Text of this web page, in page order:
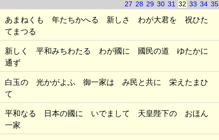
27 28 29 30 31 32 33 34 35
あまねくも 年たちかへる 新しさ わが大君を 祝ひた
てまつる
新しく 平和みちわたる わが國に 國民の道 ゆたかに
通ず
白玉の 光かがよふ 御一家は み民と共に 栄えたまひ
て
平和なる 日本の國に いでまして 天皇陛下の おほん
一家